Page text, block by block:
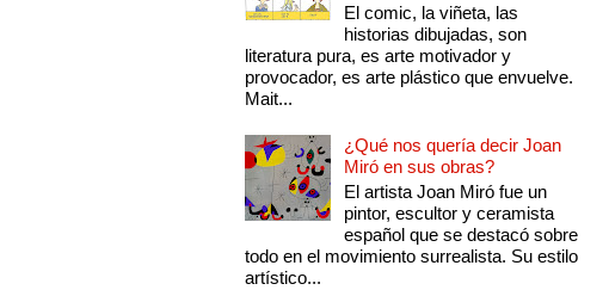
El comic, la viñeta, las
historias dibujadas, son
literatura pura, es arte motivador y
provocador, es arte plástico que envuelve.
Mait...
¿Qué nos quería decir Joan
Miró en sus obras?
El artista Joan Miró fue un
pintor, escultor y ceramista
español que se destacó sobre
todo en el movimiento surrealista. Su estilo
artístico...